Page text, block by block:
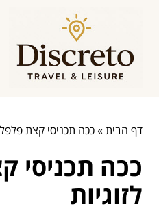
דף הבית»ככה תכניסי קצת פלפל
ככה תכניסי
לזוגיות